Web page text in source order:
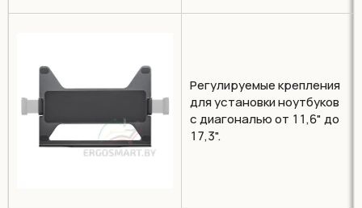
Регулируемые крепления
для установки ноутбуков
с диагональю от 11,6" до
17,3".